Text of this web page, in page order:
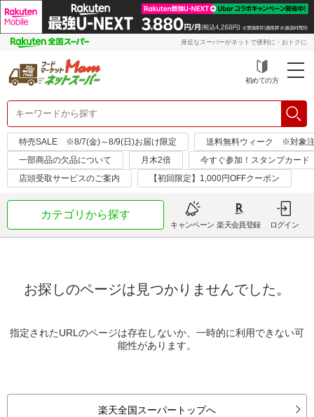
身近なスーパーがネットで便利に・おトクに
初めての方
特売SALE ※8/7(金)～8/9(日)お届け限定
送料無料ウィーク ※対象
一部商品の欠品について
月木2倍
今すぐ参加！スタンプカード
店頭受取サービスのご案内
【初回限定】1,000円OFFクーポン
カテゴリから探す
キャンペーン 楽天会員登録 ログイン
お探しのページは見つかりませんでした。
指定されたURLのページは存在しないか、一時的に利用できない可
能性があります。
楽天全国スーパートップへ